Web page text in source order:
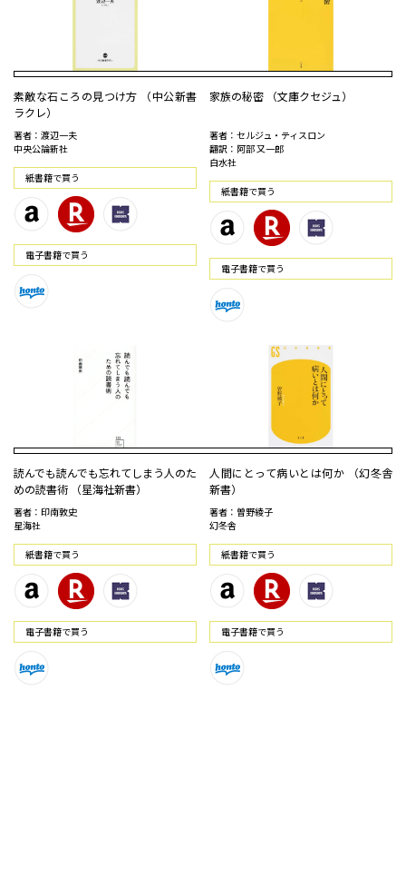
素敵な石ころの見つけ方 （中公新書
ラクレ）
著者：渡辺一夫
中央公論新社
紙書籍で買う
電⼦書籍で買う
家族の秘密 （文庫クセジュ）
著者：セルジュ・ティスロン
翻訳：阿部 又一郎
白水社
紙書籍で買う
電⼦書籍で買う
読んでも読んでも忘れてしまう人のた
めの読書術 （星海社新書）
著者：印南敦史
星海社
紙書籍で買う
電⼦書籍で買う
人間にとって病いとは何か （幻冬舎
新書）
著者：曽野綾子
幻冬舎
紙書籍で買う
電⼦書籍で買う